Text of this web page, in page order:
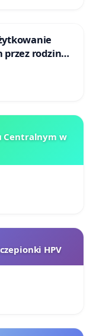
rodzinne
Centralnym w
HPV